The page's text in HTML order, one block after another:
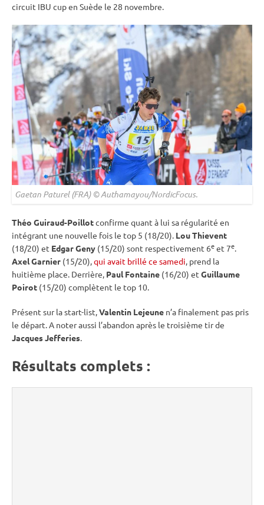
circuit IBU cupen Suède le 28 novembre.
Gaetan Paturel (FRA) © Authamayou/NordicFocus.
Théo Guiraud-Poillotconfirme quant à lui sa régularité en
intégrant une nouvelle fois le top 5 (18/20). Lou Thievent
(18/20) et Edgar Geny (15/20) sont respectivement 6eet 7e.
Axel Garnier (15/20),qui avait brillé ce samedi, prend la
huitième place. Derrière, Paul Fontaine (16/20) et Guillaume
Poirot (15/20) complètent le top 10.
Présent sur la start-list,Valentin Lejeune n’a finalement pas pris
le départ. A noter aussi l’abandon après le troisième tir de
Jacques Jefferies.
Résultats complets :